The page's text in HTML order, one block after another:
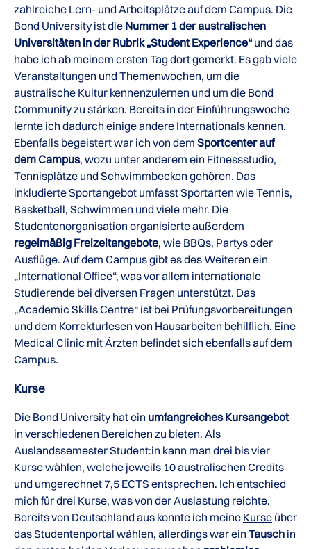
zahlreiche Lern- und Arbeitsplätze auf dem Campus. Die
Bond University ist die Nummer 1 der australischen
Universitäten in der Rubrik „Student Experience“und das
habe ich ab meinem ersten Tag dort gemerkt. Es gab viele
Veranstaltungen und Themenwochen, um die
australische Kultur kennenzulernen und um die Bond
Community zu stärken. Bereits in der Einführungswoche
lernte ich dadurch einige andere Internationals kennen.
Ebenfalls begeistert war ich von dem Sportcenter auf
dem Campus, wozu unter anderem ein Fitnessstudio,
Tennisplätze und Schwimmbecken gehören. Das
inkludierte Sportangebot umfasst Sportarten wie Tennis,
Basketball, Schwimmen und viele mehr. Die
Studentenorganisation organisierte außerdem
regelmäßig Freizeitangebote, wie BBQs, Partys oder
Ausflüge. Auf dem Campus gibt es des Weiteren ein
„International Office“, was vor allem internationale
Studierende bei diversen Fragen unterstützt. Das
„Academic Skills Centre“ ist bei Prüfungsvorbereitungen
und dem Korrekturlesen von Hausarbeiten behilflich. Eine
Medical Clinic mit Ärzten befindet sich ebenfalls auf dem
Campus.
Kurse
Die Bond University hat ein umfangreiches Kursangebot
in verschiedenen Bereichen zu bieten. Als
Auslandssemester Student:in kann man drei bis vier
Kurse wählen, welche jeweils 10 australischen Credits
und umgerechnet 7,5 ECTS entsprechen. Ich entschied
mich für drei Kurse, was von der Auslastung reichte.
Bereits von Deutschland aus konnte ich meine Kurse über
das Studentenportal wählen, allerdings war ein Tausch in